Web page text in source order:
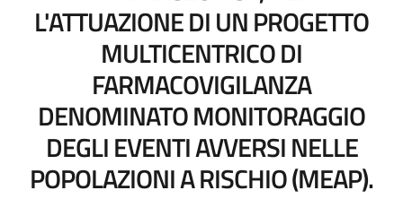
L'ATTUAZIONE DI UN PROGETTO
MULTICENTRICO DI
FARMACOVIGILANZA
DENOMINATO MONITORAGGIO
DEGLI EVENTI AVVERSI NELLE
POPOLAZIONI A RISCHIO (MEAP).